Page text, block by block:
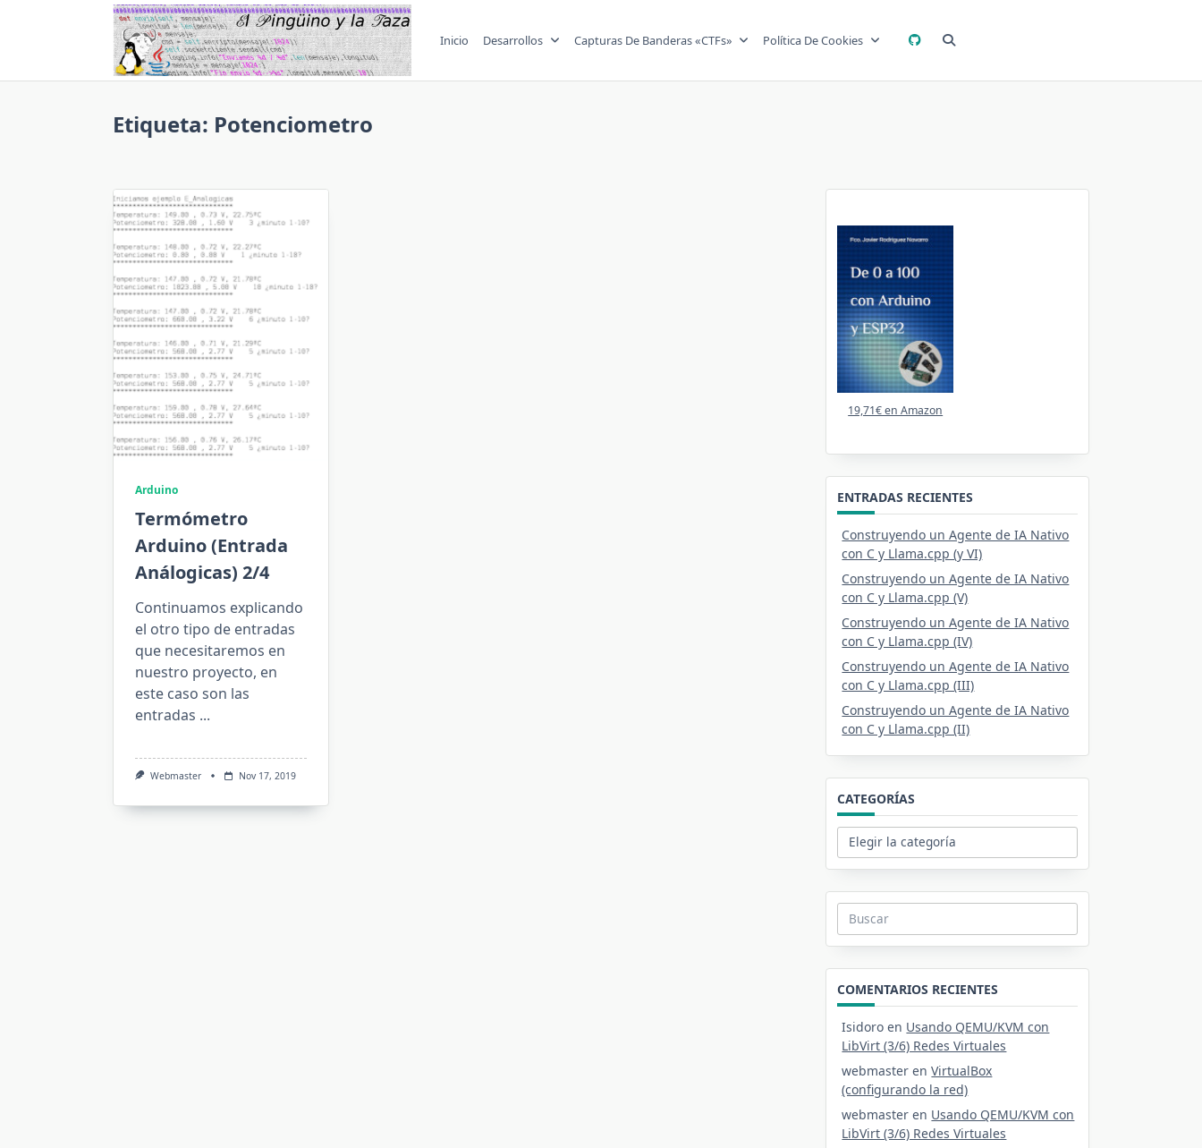
Inicio Desarrollos Capturas De Banderas «CTFs» Política De Cookies
Etiqueta: Potenciometro
Arduino
Termómetro
Arduino (Entrada
Análogicas) 2/4
Continuamos explicando
el otro tipo de entradas
que necesitaremos en
nuestro proyecto, en
este caso son las
entradas ...
Webmaster Nov 17, 2019
19,71€ en Amazon
ENTRADAS RECIENTES
Construyendo un Agente de IA Nativo
con C y Llama.cpp (y VI)
Construyendo un Agente de IA Nativo
con C y Llama.cpp (V)
Construyendo un Agente de IA Nativo
con C y Llama.cpp (IV)
Construyendo un Agente de IA Nativo
con C y Llama.cpp (III)
Construyendo un Agente de IA Nativo
con C y Llama.cpp (II)
CATEGORÍAS
Categorías
Buscar:
COMENTARIOS RECIENTES
Isidoro en Usando QEMU/KVM con
LibVirt (3/6) Redes Virtuales
webmaster enVirtualBox
(configurando la red)
webmaster en Usando QEMU/KVM con
LibVirt (3/6) Redes Virtuales